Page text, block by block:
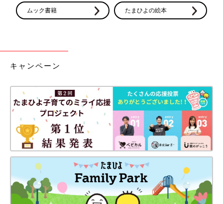
ムック書籍 たまひよの絵本
キャンペーン